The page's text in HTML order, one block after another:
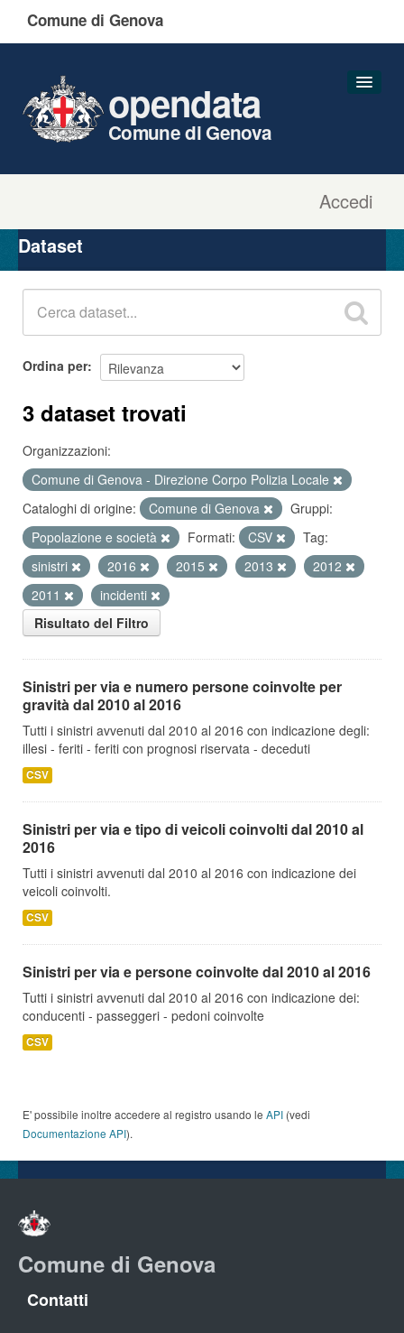
Comune di Genova
Accedi
opendata
Comune di Genova
Organizzazioni
Gruppi
Dataset
Ordina per
3 dataset trovati
Organizzazioni:
Comune di Genova - Direzione Corpo Polizia Locale
Cataloghi di origine:
Comune di Genova
Gruppi:
Popolazione e società
Formati: CSV
Tag:
sinistri
2016 2015 2013
2012
2011
incidenti
Risultato del Filtro
Sinistri per via e numero persone coinvolte per
gravità dal 2010 al 2016
Tutti i sinistri avvenuti dal 2010 al 2016 con indicazione degli:
illesi - feriti - feriti con prognosi riservata - deceduti
CSV
Sinistri per via e tipo di veicoli coinvolti dal 2010 al
2016
Tutti i sinistri avvenuti dal 2010 al 2016 con indicazione dei
veicoli coinvolti.
CSV
Sinistri per via e persone coinvolte dal 2010 al 2016
Tutti i sinistri avvenuti dal 2010 al 2016 con indicazione dei:
conducenti - passeggeri - pedoni coinvolte
CSV
E' possibile inoltre accedere al registro usando le API (vedi
Documentazione API).
Comune di Genova
Contatti